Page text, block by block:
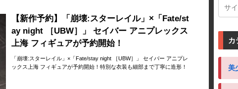
【新作予約】「崩壊:スターレイル」×「Fate/st
ay night ［UBW］」 セイバー アニプレックス
上海 フィギュアが予約開始！
「崩壊:スターレイル」×「Fate/stay night ［UBW］」 セイバー アニプレ
ックス上海 フィギュアが予約開始！特別な衣装も細部まで丁寧に造形！
カ
美